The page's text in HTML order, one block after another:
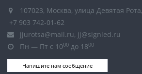
107023, Москва, улица Девятая
+7 903 742-01-62
jjurotsa@mail.ru, jj@signled.ru
Пн — Пт с 1000 до 1800
Напишите нам сообщение